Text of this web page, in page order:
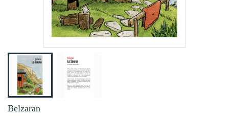
Belzaran